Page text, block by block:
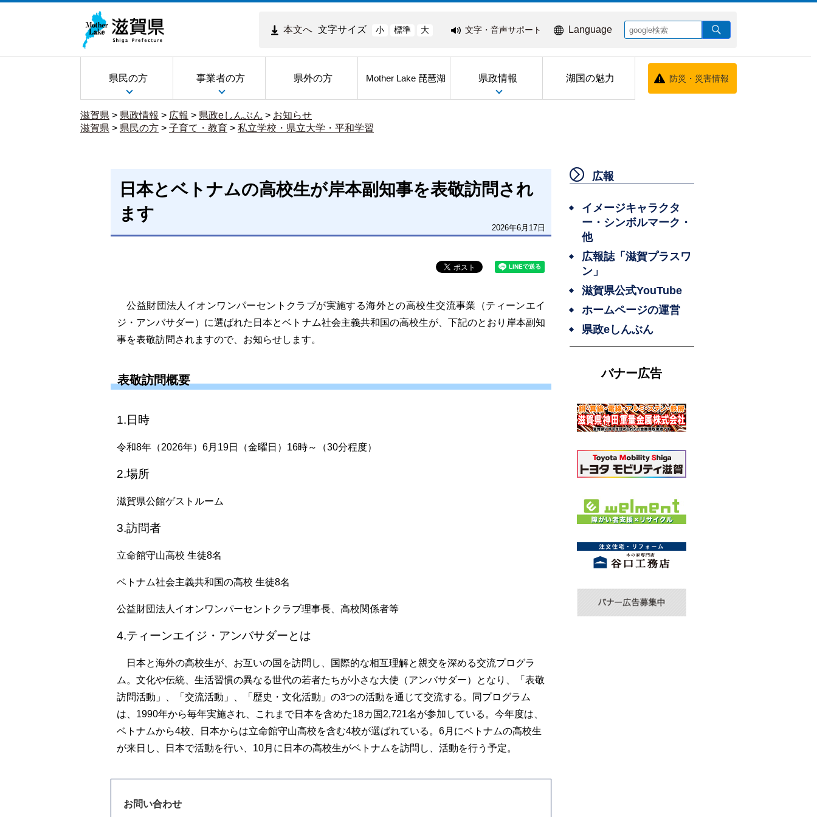
本文へ 文字サイズ 小 標準 大 文字・音声サポート Language
県民の方 事業者の方 県外の方 Mother Lake 琵琶湖 県政情報 湖国の魅力 防災・災害情報
滋賀県 > 県政情報 > 広報 > 県政eしんぶん > お知らせ
滋賀県 > 県民の方 > 子育て・教育 > 私立学校・県立大学・平和学習
日本とベトナムの高校生が岸本副知事を表敬訪問され
ます
2026年6月17日
公益財団法人イオンワンパーセントクラブが実施する海外との高校生交流事業（ティーンエイ
ジ・アンバサダー）に選ばれた日本とベトナム社会主義共和国の高校生が、下記のとおり岸本副知
事を表敬訪問されますので、お知らせします。
表敬訪問概要
1.日時
令和8年（2026年）6月19日（金曜日）16時～（30分程度）
2.場所
滋賀県公館ゲストルーム
3.訪問者
立命館守山高校 生徒8名
ベトナム社会主義共和国の高校 生徒8名
公益財団法人イオンワンパーセントクラブ理事長、高校関係者等
4.ティーンエイジ・アンバサダーとは
日本と海外の高校生が、お互いの国を訪問し、国際的な相互理解と親交を深める交流プログラ
ム。文化や伝統、生活習慣の異なる世代の若者たちが小さな大使（アンバサダー）となり、「表敬
訪問活動」、「交流活動」、「歴史・文化活動」の3つの活動を通じて交流する。同プログラム
は、1990年から毎年実施され、これまで日本を含めた18カ国2,721名が参加している。今年度は、
ベトナムから4校、日本からは立命館守山高校を含む4校が選ばれている。6月にベトナムの高校生
が来日し、日本で活動を行い、10月に日本の高校生がベトナムを訪問し、活動を行う予定。
お問い合わせ
広報
イメージキャラクタ
ー・シンボルマーク・
他
広報誌「滋賀プラスワ
ン」
滋賀県公式YouTube
ホームページの運営
県政eしんぶん
バナー広告